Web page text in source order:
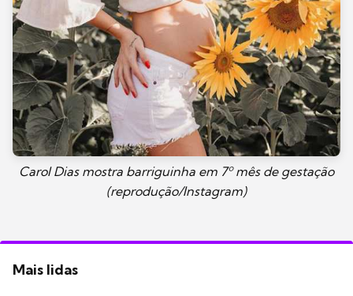
Carol Dias mostra barriguinha em 7º mês de gestação
(reprodução/Instagram)
Mais lidas